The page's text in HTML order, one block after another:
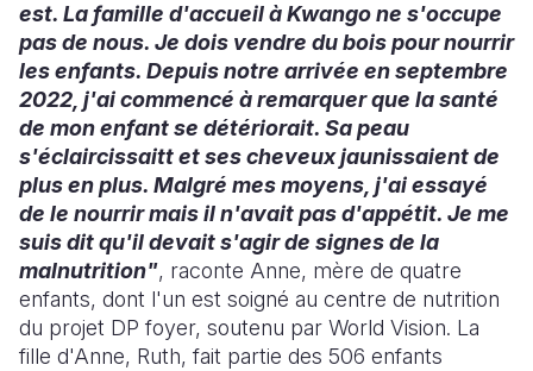
Zimbabwe
Vanuatu
United
West Bank
est. La famille d'accueil à Kwango ne s'occupe
pas de nous. Je dois vendre du bois pour nourrir
les enfants. Depuis notre arrivée en septembre
2022, j'ai commencé à remarquer que la santé
de mon enfant se détériorait. Sa peau
s'éclaircissaitt et ses cheveux jaunissaient de
plus en plus. Malgré mes moyens, j'ai essayé
de le nourrir mais il n'avait pas d'appétit. Je me
suis dit qu'il devait s'agir de signes de la
malnutrition", raconte Anne, mère de quatre
enfants, dont l'un est soigné au centre de nutrition
du projet DP foyer, soutenu par World Vision. La
fille d'Anne, Ruth, fait partie des 506 enfants